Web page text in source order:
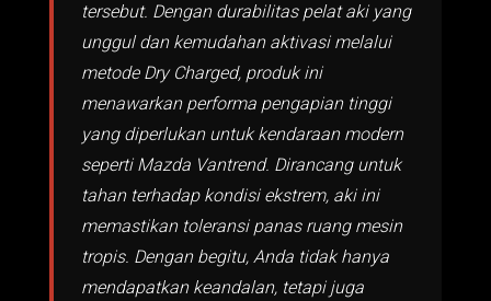
tersebut. Dengan durabilitas pelat aki yang
unggul dan kemudahan aktivasi melalui
metode Dry Charged, produk ini
menawarkan performa pengapian tinggi
yang diperlukan untuk kendaraan modern
seperti Mazda Vantrend. Dirancang untuk
tahan terhadap kondisi ekstrem, aki ini
memastikan toleransi panas ruang mesin
tropis. Dengan begitu, Anda tidak hanya
mendapatkan keandalan, tetapi juga